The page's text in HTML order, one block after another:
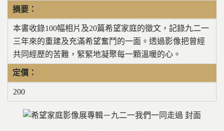
摘要：
本書收錄100幅相片及20篇希望家庭的徵文，記錄九二一
三年來的重建及充滿希望奮鬥的一面。透過影像把曾經
共同經歷的苦難，緊緊地凝聚每一顆溫暖的心。
定價：
200